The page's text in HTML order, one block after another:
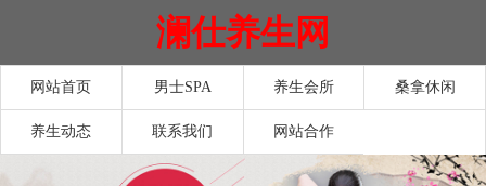
澜仕养生网
网站首页 男士SPA 养生会所 桑拿休闲
养生动态 联系我们 网站合作